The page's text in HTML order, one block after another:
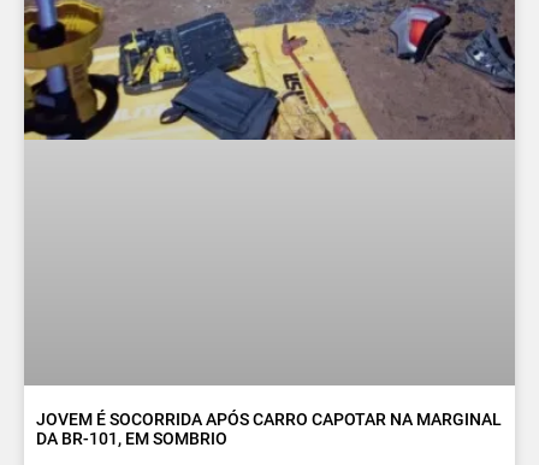
JOVEM É SOCORRIDA APÓS CARRO CAPOTAR NA MARGINAL
DA BR-101, EM SOMBRIO